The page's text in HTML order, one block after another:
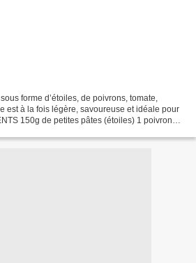
forme d’étoiles, de poivrons, tomate,
est à la fois légère, savoureuse et idéale pour
150g de petites pâtes (étoiles) 1 poivron